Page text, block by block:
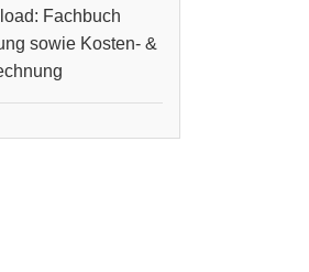
Fachbuch
sowie Kosten- &